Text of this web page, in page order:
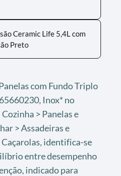
Ceramic Life 5,4L com
Preto
com Fundo Triplo
Inox* no
> Panelas e
> Assadeiras e
Caçarolas, identifica-se
entre desempenho
indicado para